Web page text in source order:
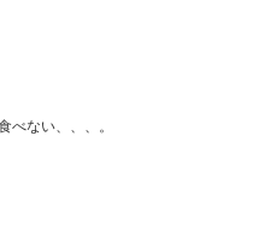
べない、、、。